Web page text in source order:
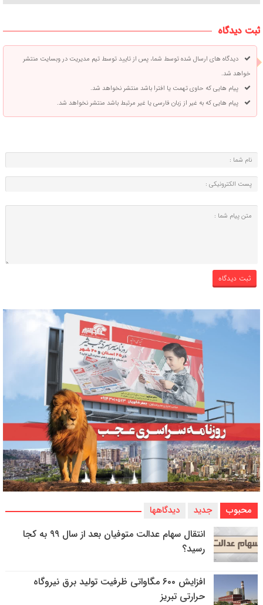
ثبت دیدگاه
دیدگاه های ارسال شده توسط شما، پس از تایید توسط تیم مدیریت در وبسایت منتشر
خواهد شد.
پیام هایی که حاوی تهمت یا افترا باشد منتشر نخواهد شد.
پیام هایی که به غیر از زبان فارسی یا غیر مرتبط باشد منتشر نخواهد شد.
محبوب جدید دیدگاهها
انتقال سهام عدالت متوفیان بعد از سال ۹۹ به کجا
رسید؟
افزایش ۶۰۰ مگاواتی ظرفیت تولید برق نیروگاه
حرارتی تبریز